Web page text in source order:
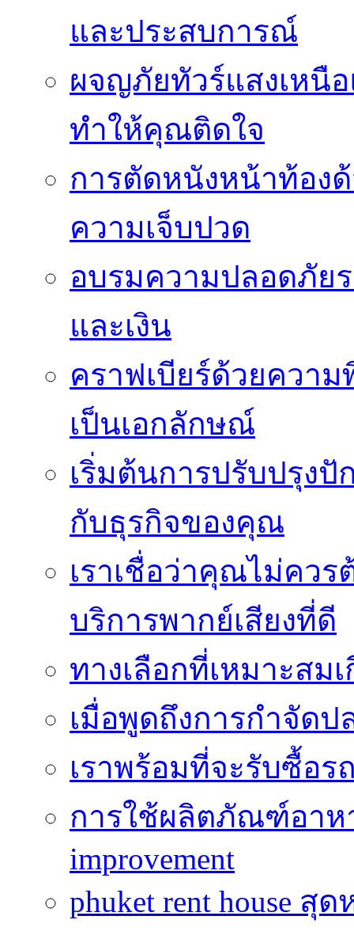
และประสบการณ์
ผจญภัยทัวร์แสงเหนื
ทำให้คุณติดใจ
การตัดหนังหน้าท้อง
ความเจ็บปวด
อบรมความปลอดภัย
และเงิน
คราฟเบียร์ด้วยควา
เป็นเอกลักษณ์
เริ่มต้นการปรับปรุง
กับธุรกิจของคุณ
เราเชื่อว่าคุณไม่คว
บริการพากย์เสียงที่ดี
ทางเลือกที่เหมาะสม
เมื่อพูดถึงการกำจัดป
เราพร้อมที่จะรับซื้อ
การใช้ผลิตภัณฑ์อาหา
improvement
phuket rent house